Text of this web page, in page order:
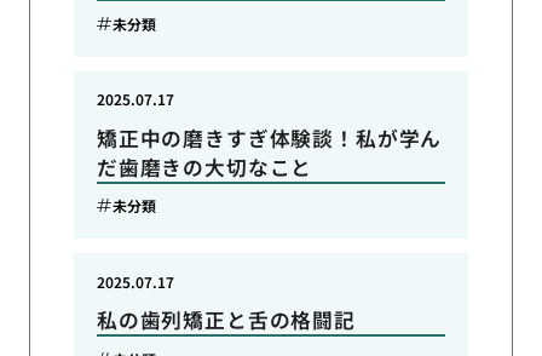
未分類
矯正中の磨きすぎ体験談！私が学ん
だ歯磨きの大切なこと
2025.07.17
未分類
私の歯列矯正と舌の格闘記
2025.07.17